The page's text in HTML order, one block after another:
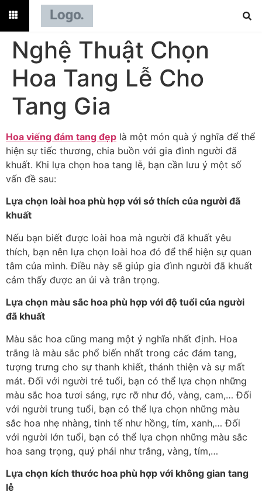
Nghệ Thuật Chọn
Hoa Tang Lễ Cho
Tang Gia
Hoa viếng đám tang đẹp là một món quà ý nghĩa để thể
hiện sự tiếc thương, chia buồn với gia đình người đã
khuất. Khi lựa chọn hoa tang lễ, bạn cần lưu ý một số
vấn đề sau:
Lựa chọn loài hoa phù hợp với sở thích của người đã
khuất
Nếu bạn biết được loài hoa mà người đã khuất yêu
thích, bạn nên lựa chọn loài hoa đó để thể hiện sự quan
tâm của mình. Điều này sẽ giúp gia đình người đã khuất
cảm thấy được an ủi và trân trọng.
Lựa chọn màu sắc hoa phù hợp với độ tuổi của người
đã khuất
Màu sắc hoa cũng mang một ý nghĩa nhất định. Hoa
trắng là màu sắc phổ biến nhất trong các đám tang,
tượng trưng cho sự thanh khiết, thánh thiện và sự mất
mát. Đối với người trẻ tuổi, bạn có thể lựa chọn những
màu sắc hoa tươi sáng, rực rỡ như đỏ, vàng, cam,… Đối
với người trung tuổi, bạn có thể lựa chọn những màu
sắc hoa nhẹ nhàng, tinh tế như hồng, tím, xanh,… Đối
với người lớn tuổi, bạn có thể lựa chọn những màu sắc
hoa sang trọng, quý phái như trắng, vàng, tím,…
Lựa chọn kích thước hoa phù hợp với không gian tang
lễ